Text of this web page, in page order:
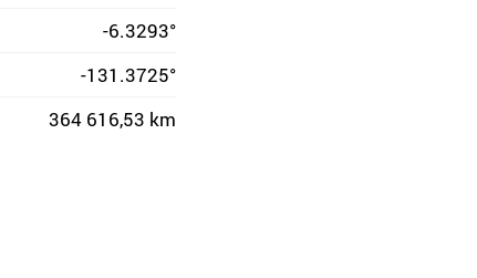
-6.3293°
-131.3725°
364 616,53 km